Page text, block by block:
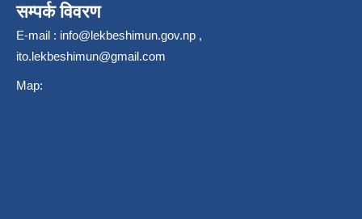
सम्पर्क विवरण
E-mail : info@lekbeshimun.gov.np ,
ito.lekbeshimun@gmail.com
Map: